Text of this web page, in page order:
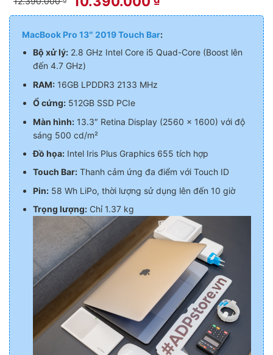
MacBook Pro 13″ 2019 Touch Bar:
Bộ xử lý: 2.8 GHz Intel Core i5 Quad-Core (Boost lên
đến 4.7 GHz)
RAM: 16GB LPDDR3 2133 MHz
Ổ cứng: 512GB SSD PCIe
Màn hình: 13.3″ Retina Display (2560 x 1600) với độ
sáng 500 cd/m²
Đồ họa: Intel Iris Plus Graphics 655 tích hợp
Touch Bar: Thanh cảm ứng đa điểm với Touch ID
Pin: 58 Wh LiPo, thời lượng sử dụng lên đến 10 giờ
Trọng lượng: Chỉ 1.37 kg